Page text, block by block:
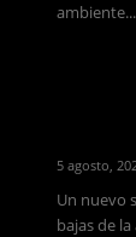
ambiente...
5 agosto,
Un nuevo
bajas de